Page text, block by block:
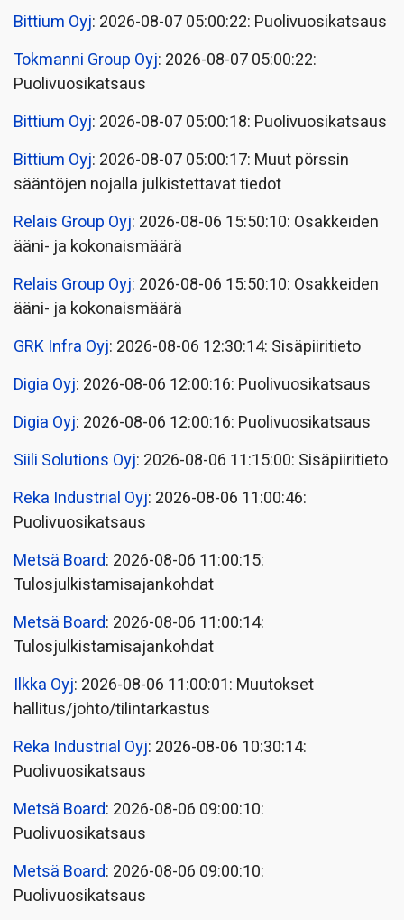
Bittium Oyj: 2026-08-07 05:00:22: Puolivuosikatsaus
Tokmanni Group Oyj: 2026-08-07 05:00:22:
Puolivuosikatsaus
Bittium Oyj: 2026-08-07 05:00:18: Puolivuosikatsaus
Bittium Oyj: 2026-08-07 05:00:17: Muut pörssin
sääntöjen nojalla julkistettavat tiedot
Relais Group Oyj: 2026-08-06 15:50:10: Osakkeiden
ääni- ja kokonaismäärä
Relais Group Oyj: 2026-08-06 15:50:10: Osakkeiden
ääni- ja kokonaismäärä
GRK Infra Oyj: 2026-08-06 12:30:14: Sisäpiiritieto
Digia Oyj: 2026-08-06 12:00:16: Puolivuosikatsaus
Digia Oyj: 2026-08-06 12:00:16: Puolivuosikatsaus
Siili Solutions Oyj: 2026-08-06 11:15:00: Sisäpiiritieto
Reka Industrial Oyj: 2026-08-06 11:00:46:
Puolivuosikatsaus
Metsä Board: 2026-08-06 11:00:15:
Tulosjulkistamisajankohdat
Metsä Board: 2026-08-06 11:00:14:
Tulosjulkistamisajankohdat
Ilkka Oyj: 2026-08-06 11:00:01: Muutokset
hallitus/johto/tilintarkastus
Reka Industrial Oyj: 2026-08-06 10:30:14:
Puolivuosikatsaus
Metsä Board: 2026-08-06 09:00:10:
Puolivuosikatsaus
Metsä Board: 2026-08-06 09:00:10:
Puolivuosikatsaus